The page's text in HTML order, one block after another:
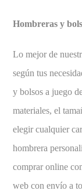
Hombreras y
Lo mejor de
según tus
y bolsos a juego
materiales, el
elegir cualquier
hombrera
comprar online
web con envío a